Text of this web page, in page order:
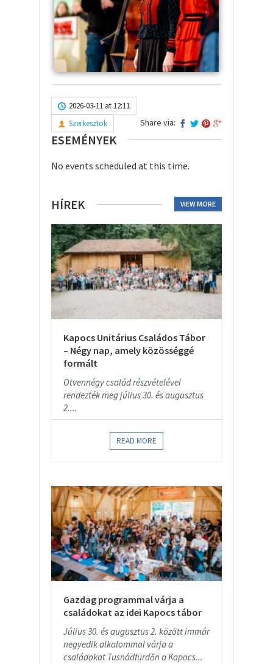
2026-03-11 at 12:11
Szerkesztok
Share via:
ESEMÉNYEK
No events scheduled at this time.
HÍREK VIEW MORE
Kapocs Unitárius Családos Tábor
– Négy nap, amely közösséggé
formált
Ötvennégy család részvételével
rendezték meg július 30. és augusztus
2....
READ MORE
Gazdag programmal várja a
családokat az idei Kapocs tábor
Július 30. és augusztus 2. között immár
negyedik alkalommal várja a
családokat Tusnádfürdőn a Kapocs...